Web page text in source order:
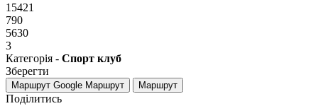
15421
790
5630
3
Категорія - Спорт клуб
Зберегти
Маршрут Google Маршрут Маршрут
Поділитись